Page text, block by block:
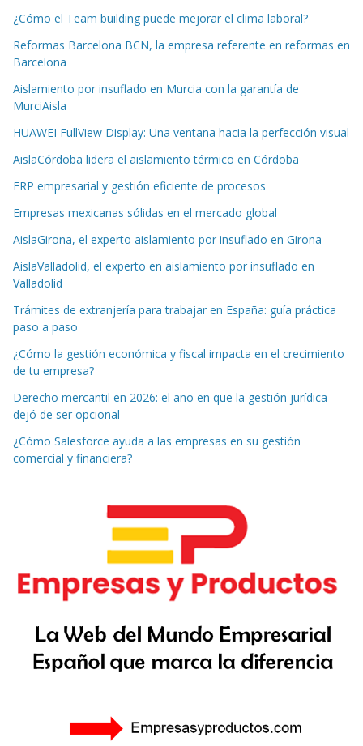
¿Cómo el Team building puede mejorar el clima laboral?
Reformas Barcelona BCN, la empresa referente en reformas en
Barcelona
Aislamiento por insuflado en Murcia con la garantía de
MurciAisla
HUAWEI FullView Display: Una ventana hacia la perfección visual
AislaCórdoba lidera el aislamiento térmico en Córdoba
ERP empresarial y gestión eficiente de procesos
Empresas mexicanas sólidas en el mercado global
AislaGirona, el experto aislamiento por insuflado en Girona
AislaValladolid, el experto en aislamiento por insuflado en
Valladolid
Trámites de extranjería para trabajar en España: guía práctica
paso a paso
¿Cómo la gestión económica y fiscal impacta en el crecimiento
de tu empresa?
Derecho mercantil en 2026: el año en que la gestión jurídica
dejó de ser opcional
¿Cómo Salesforce ayuda a las empresas en su gestión
comercial y financiera?